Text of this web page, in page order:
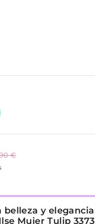
€
belleza y
Mujer Tulip 3373